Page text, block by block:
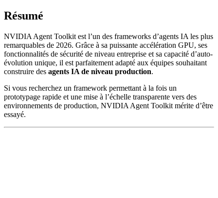
Résumé
NVIDIA Agent Toolkit est l’un des frameworks d’agents IA les plus
remarquables de 2026. Grâce à sa puissante accélération GPU, ses
fonctionnalités de sécurité de niveau entreprise et sa capacité d’auto-
évolution unique, il est parfaitement adapté aux équipes souhaitant
construire des agents IA de niveau production.
Si vous recherchez un framework permettant à la fois un
prototypage rapide et une mise à l’échelle transparente vers des
environnements de production, NVIDIA Agent Toolkit mérite d’être
essayé.